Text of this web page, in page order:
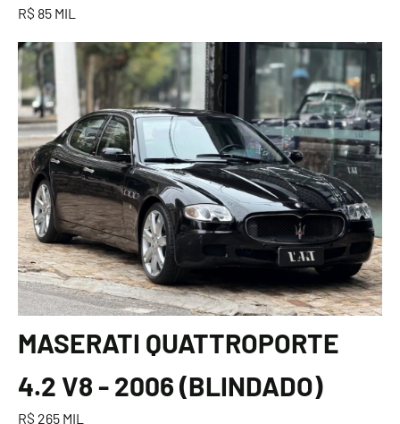
R$ 85 MIL
MASERATI QUATTROPORTE
4.2 V8 - 2006 (BLINDADO)
R$ 265 MIL